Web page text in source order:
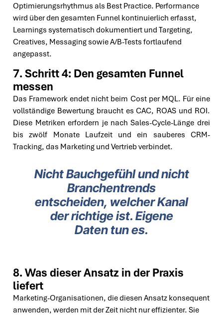
Optimierungsrhythmus als Best Practice. Performance
wird über den gesamten Funnel kontinuierlich erfasst,
Learnings systematisch dokumentiert und Targeting,
Creatives, Messaging sowie A/B-Tests fortlaufend
angepasst.
7. Schritt 4: Den gesamten Funnel
messen
Das Framework endet nicht beim Cost per MQL. Für eine
vollständige Bewertung braucht es CAC, ROAS und ROI.
Diese Metriken erfordern je nach Sales-Cycle-Länge drei
bis zwölf Monate Laufzeit und ein sauberes CRM-
Tracking, das Marketing und Vertrieb verbindet.
Nicht Bauchgefühl und nicht
Branchentrends
entscheiden, welcher Kanal
der richtige ist. Eigene
Daten tun es.
8. Was dieser Ansatz in der Praxis
liefert
Marketing-Organisationen, die diesen Ansatz konsequent
anwenden, werden mit der Zeit nicht nur effizienter. Sie